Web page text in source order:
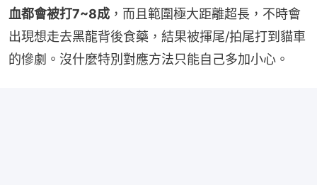
血都會被打7~8成 ，而且範圍極大距離超長，不時會
出現想走去黑龍背後食藥，結果被揮尾/拍尾打到貓車
的慘劇。沒什麼特別對應方法只能自己多加小心。